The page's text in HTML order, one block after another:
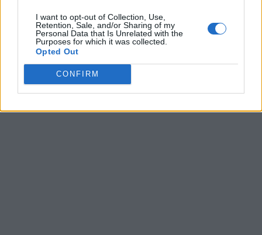
I want to opt-out of Collection, Use,
Retention, Sale, and/or Sharing of my
Personal Data that Is Unrelated with the
Purposes for which it was collected.
Opted Out
CONFIRM
Ultime ricerche:
,포항+여객,Seare,Tscer,639ne ,TENer Dee,
,E+e+n,Vitti
ベトナム,tener,Difus,spelo